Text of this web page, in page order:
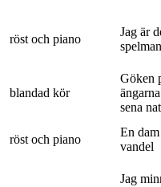
röst och piano
Jag är
spelman
blandad kör
Göken
sena
röst och piano
En
vandel
Jag